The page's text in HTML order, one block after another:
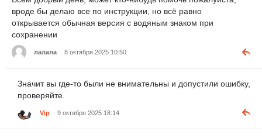
вроде бы делаю все по инструкции, но всё равно
открывается обычная версия с водяным знаком при
сохранении
лалала 8 октября 2025 10:50
Значит вы где-то были не внимательны и допустили ошибку,
проверяйте.
Vip 9 октября 2025 18:14